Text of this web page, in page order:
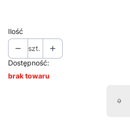
Ilość
szt.
Dostępność:
brak towaru